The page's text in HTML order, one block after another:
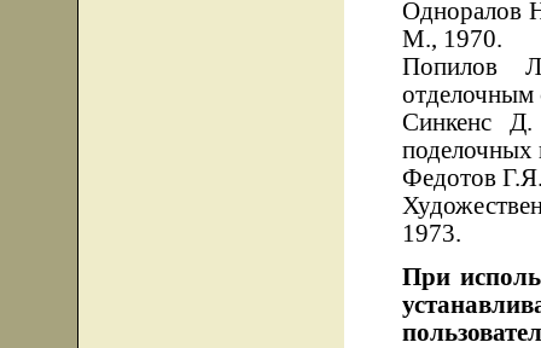
Одноралов
М., 1970.
Попилов
отделочным
Синкенс Д.
Федотов
1973.
При